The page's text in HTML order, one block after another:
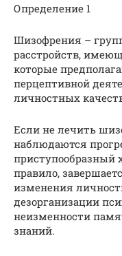
Определение 1
Шизофрения –
расстройств,
которые
перцептивной
личностных
Если не лечить
наблюдаются
приступообразный
правило,
изменения
дезорганизации
неизменности
знаний.